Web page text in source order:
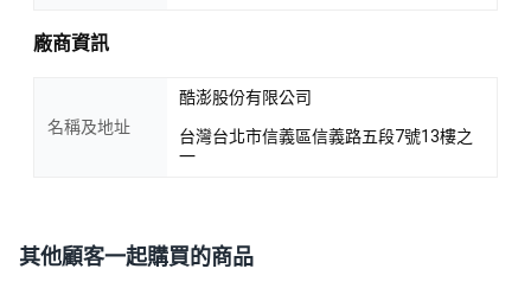
廠商資訊
名稱及地址
酷澎股份有限公司
台灣台北市信義區信義路五段7號13樓之
一
其他顧客一起購買的商品